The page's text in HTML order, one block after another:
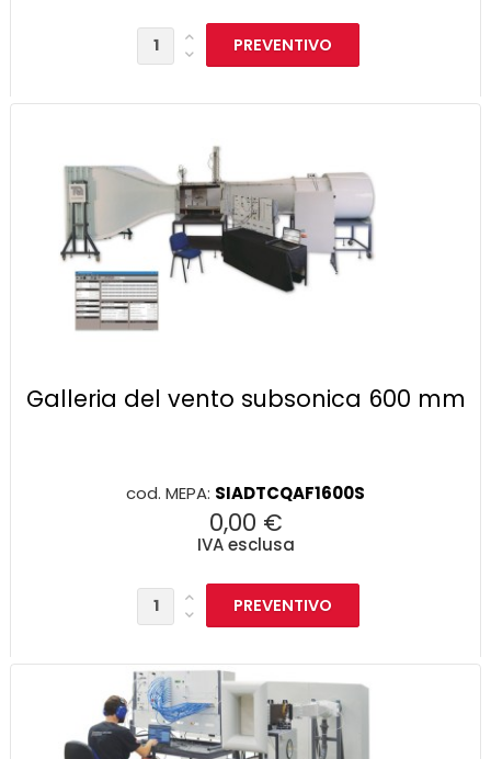
Galleria del vento subsonica 600 mm
cod. MEPA: SIADTCQAF1600S
0,00 €
IVA esclusa